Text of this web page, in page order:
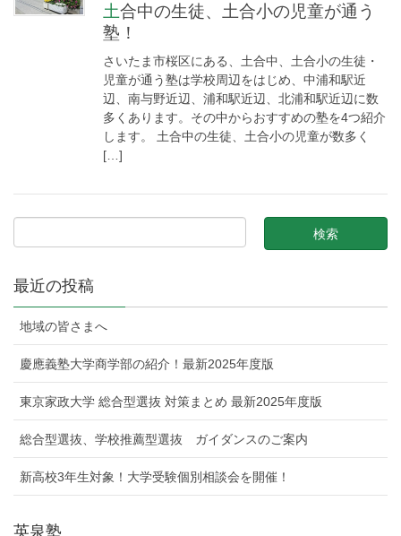
土合中の生徒、土合小の児童が通う
塾！
さいたま市桜区にある、土合中、土合小の生徒・
児童が通う塾は学校周辺をはじめ、中浦和駅近
辺、南与野近辺、浦和駅近辺、北浦和駅近辺に数
多くあります。その中からおすすめの塾を4つ紹介
します。 土合中の生徒、土合小の児童が数多く
[…]
最近の投稿
地域の皆さまへ
慶應義塾大学商学部の紹介！最新2025年度版
東京家政大学 総合型選抜 対策まとめ 最新2025年度版
総合型選抜、学校推薦型選抜 ガイダンスのご案内
新高校3年生対象！大学受験個別相談会を開催！
英泉塾